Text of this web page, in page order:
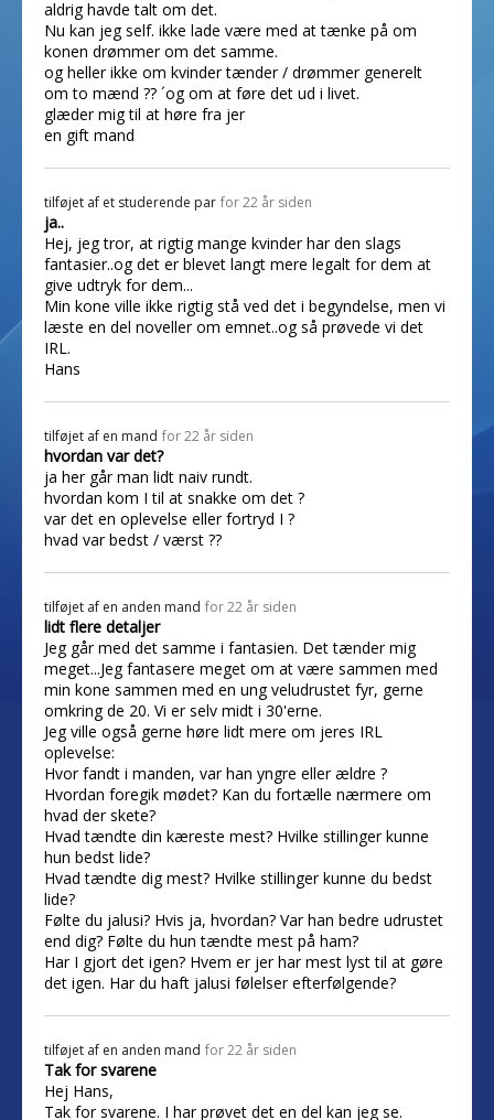
aldrig havde talt om det.
Nu kan jeg self. ikke lade være med at tænke på om
konen drømmer om det samme.
og heller ikke om kvinder tænder / drømmer generelt
om to mænd ?? ´og om at føre det ud i livet.
glæder mig til at høre fra jer
en gift mand
tilføjet af et studerende par for 22 år siden
ja..
Hej, jeg tror, at rigtig mange kvinder har den slags
fantasier..og det er blevet langt mere legalt for dem at
give udtryk for dem...
Min kone ville ikke rigtig stå ved det i begyndelse, men vi
læste en del noveller om emnet..og så prøvede vi det
IRL.
Hans
tilføjet af en mand for 22 år siden
hvordan var det?
ja her går man lidt naiv rundt.
hvordan kom I til at snakke om det ?
var det en oplevelse eller fortryd I ?
hvad var bedst / værst ??
tilføjet af en anden mand for 22 år siden
lidt flere detaljer
Jeg går med det samme i fantasien. Det tænder mig
meget...Jeg fantasere meget om at være sammen med
min kone sammen med en ung veludrustet fyr, gerne
omkring de 20. Vi er selv midt i 30'erne.
Jeg ville også gerne høre lidt mere om jeres IRL
oplevelse:
Hvor fandt i manden, var han yngre eller ældre ?
Hvordan foregik mødet? Kan du fortælle nærmere om
hvad der skete?
Hvad tændte din kæreste mest? Hvilke stillinger kunne
hun bedst lide?
Hvad tændte dig mest? Hvilke stillinger kunne du bedst
lide?
Følte du jalusi? Hvis ja, hvordan? Var han bedre udrustet
end dig? Følte du hun tændte mest på ham?
Har I gjort det igen? Hvem er jer har mest lyst til at gøre
det igen. Har du haft jalusi følelser efterfølgende?
tilføjet af en anden mand for 22 år siden
Tak for svarene
Hej Hans,
Tak for svarene. I har prøvet det en del kan jeg se.